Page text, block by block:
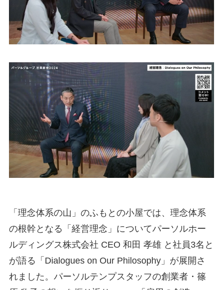
「理念体系の山」のふもとの小屋では、理念体系
の根幹となる「経営理念」についてパーソルホー
ルディングス株式会社 CEO 和田 孝雄 と社員3名と
が語る「Dialogues on Our Philosophy」が展開さ
れました。パーソルテンプスタッフの創業者・篠